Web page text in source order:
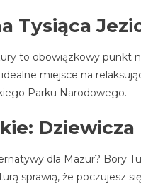
Tysiąca
to obowiązkowy punkt
miejsce na
Parku Narodowego.
Dziewicza
dla Mazur? Bory
sprawią, że poczujesz